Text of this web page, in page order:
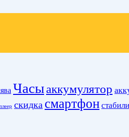
Часыаккумулятор
скидка смартфон